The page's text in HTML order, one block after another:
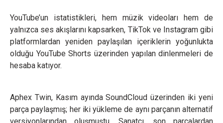
YouTube’un istatistikleri, hem müzik videoları hem de
yalnızca ses akışlarını kapsarken, TikTok ve Instagram gibi
platformlardan yeniden paylaşılan içeriklerin yoğunlukta
olduğu YouTube Shorts üzerinden yapılan dinlenmeleri de
hesaba katıyor.
Aphex Twin, Kasım ayında SoundCloud üzerinden iki yeni
parça paylaşmış; her iki yükleme de aynı parçanın alternatif
versiyonlarından oluşmuştu. Sanatçı, son parçalardan